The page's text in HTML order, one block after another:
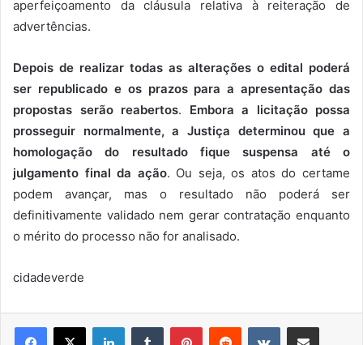
aperfeiçoamento da cláusula relativa à reiteração de
advertências.
Depois de realizar todas as alterações o edital poderá
ser republicado e os prazos para a apresentação das
propostas serão reabertos. Embora a licitação possa
prosseguir normalmente, a Justiça determinou que a
homologação do resultado fique suspensa até o
julgamento final da ação. Ou seja, os atos do certame
podem avançar, mas o resultado não poderá ser
definitivamente validado nem gerar contratação enquanto
o mérito do processo não for analisado.
cidadeverde
LinkedinTumblr PinterestReddit VK Compartilhar via e-mail